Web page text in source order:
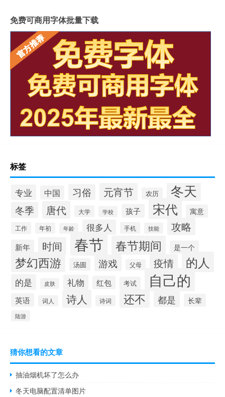
免费可商用字体批量下载
标签
专业 中国 习俗 元宵节 农历 冬天
冬季 唐代 大学 学校 孩子 宋代 寓意
工作 年初 年龄 很多人 手机 技能 攻略
新年 时间 春节 春节期间 是一个
梦幻西游 汤圆 游戏 父母 疫情 的人
的是 皮肤 礼物 红包 考试 自己的
英语 词人 诗人 诗词 还不 都是 长辈
陆游
猜你想看的文章
抽油烟机坏了怎么办
冬天电脑配置清单图片